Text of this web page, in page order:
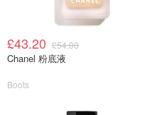
£43.20 £54.00
Chanel 粉底液
Boots